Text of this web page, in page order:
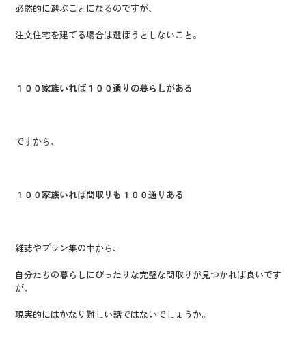
必然的に選ぶことになるのですが、
注文住宅を建てる場合は選ぼうとしないこと。
１００家族いれば１００通りの暮らしがある
ですから、
１００家族いれば間取りも１００通りある
雑誌やプラン集の中から、
自分たちの暮らしにぴったりな完璧な間取りが見つかれば良いです
が、
現実的にはかなり難しい話ではないでしょうか。